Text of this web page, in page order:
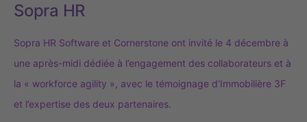
Sopra HR
Sopra HR Software et Cornerstone ont invité le 4 décembre à
une après-midi dédiée à l’engagement des collaborateurs et à
la « workforce agility », avec le témoignage d’Immobilière 3F
et l’expertise des deux partenaires.